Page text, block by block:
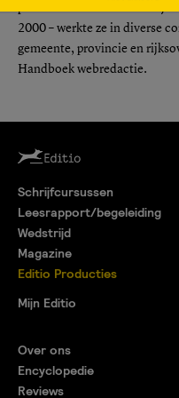
professionele aanbod
2000 – werkte ze in diverse
gemeente, provincie en
Handboek webredactie.
Schrijfcursussen
Leesrapport/begeleiding
Wedstrijd
Magazine
Editio Producties
Mijn Editio
Over ons
Encyclopedie
Reviews